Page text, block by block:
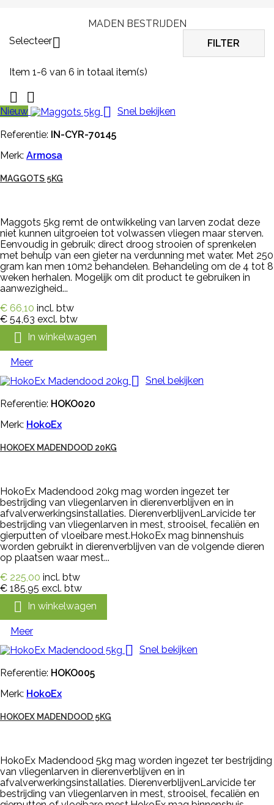
MADEN BESTRIJDEN
Selecteer FILTER
Item 1-6 van 6 in totaal item(s)
 
Nieuw  Snel bekijken
Referentie: IN-CYR-70145
Merk: Armosa
MAGGOTS 5KG
Maggots 5kg remt de ontwikkeling van larven zodat deze
niet kunnen uitgroeien tot volwassen vliegen maar sterven.
Eenvoudig in gebruik; direct droog strooien of sprenkelen
met behulp van een gieter na verdunning met water. Met 250
gram kan men 10m2 behandelen. Behandeling om de 4 tot 8
weken herhalen. Mogelijk om dit product te gebruiken in
aanwezigheid...
€ 66,10 incl. btw
€ 54,63 excl. btw
 In winkelwagen
Meer
 Snel bekijken
Referentie: HOKO020
Merk: HokoEx
HOKOEX MADENDOOD 20KG
HokoEx Madendood 20kg mag worden ingezet ter
bestrijding van vliegenlarven in dierenverblijven en in
afvalverwerkingsinstallaties. DierenverblijvenLarvicide ter
bestrijding van vliegenlarven in mest, strooisel, fecaliën en
gierputten of vloeibare mest.HokoEx mag binnenshuis
worden gebruikt in dierenverblijven van de volgende dieren
op plaatsen waar mest...
€ 225,00 incl. btw
€ 185,95 excl. btw
 In winkelwagen
Meer
 Snel bekijken
Referentie: HOKO005
Merk: HokoEx
HOKOEX MADENDOOD 5KG
HokoEx Madendood 5kg mag worden ingezet ter bestrijding
van vliegenlarven in dierenverblijven en in
afvalverwerkingsinstallaties. DierenverblijvenLarvicide ter
bestrijding van vliegenlarven in mest, strooisel, fecaliën en